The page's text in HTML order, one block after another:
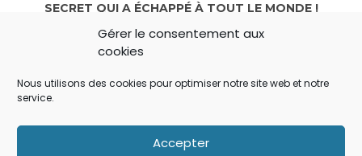
Gérer le consentement aux
cookies
Nous utilisons des cookies pour optimiser notre site web et notre
service.
Accepter
SECRET QUI A ÉCHAPPÉ À TOUT LE MONDE !